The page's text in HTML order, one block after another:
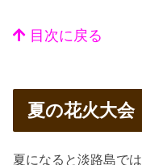
目次に戻る
夏の花火大会
夏になると淡路島で